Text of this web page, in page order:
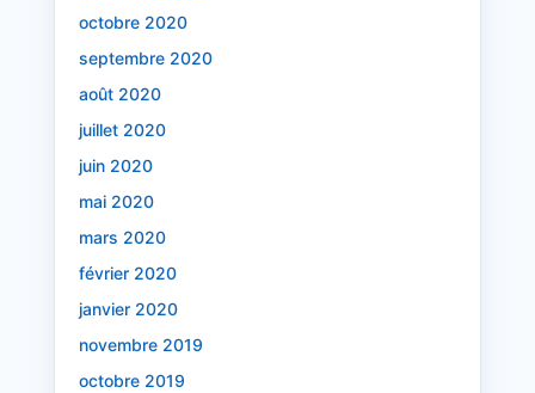
octobre 2020
septembre 2020
août 2020
juillet 2020
juin 2020
mai 2020
mars 2020
février 2020
janvier 2020
novembre 2019
octobre 2019